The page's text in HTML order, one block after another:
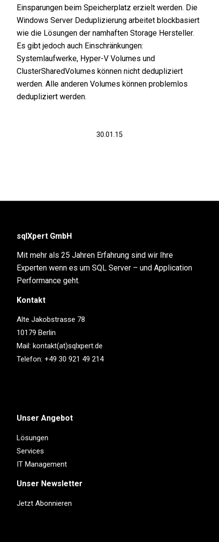
Einsparungen beim Speicherplatz erzielt werden. Die
Windows Server Deduplizierung arbeitet blockbasiert
wie die Lösungen der namhaften Storage Hersteller.
Es gibt jedoch auch Einschränkungen:
Systemlaufwerke, Hyper-V Volumes und
ClusterSharedVolumes können nicht dedupliziert
werden. Alle anderen Volumes können problemlos
dedupliziert werden.
30.01.15
sqlXpert GmbH
Mit mehr als 25 Jahren Erfahrung sind wir Ihre
Experten wenn es um SQL Server – und Application
Performance geht.
Kontakt
Alte Jakobstrasse 78
10179 Berlin
Mail: kontakt(at)sqlxpert.de
Telefon: +49 30 921 49 214
Unser Angebot
Lösungen
Services
IT Management
Unser Newsletter
Jetzt Abonnieren